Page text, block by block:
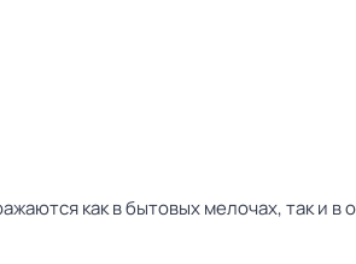
как в бытовых мелочах, так и в